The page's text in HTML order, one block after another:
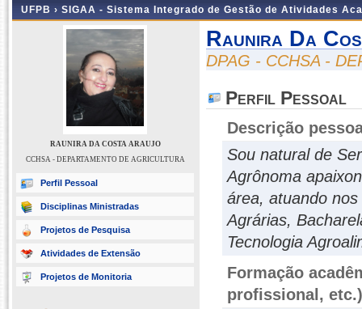
UFPB › SIGAA - Sistema Integrado de Gestão de Atividades
RAUNIRA DA COSTA ARAUJO
CCHSA - DEPARTAMENTO DE AGRICULTURA
Perfil Pessoal
Disciplinas Ministradas
Projetos de Pesquisa
Atividades de Extensão
Projetos de Monitoria
Raunira Da
DPAG - CCHSA -
Perfil Pessoal
Descrição
Sou natural de
Agrônoma
área, atuando
Agrárias,
Tecnologia
Formação
profissional, etc.)